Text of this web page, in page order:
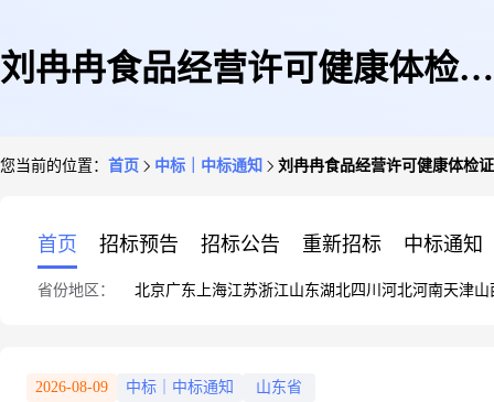
刘冉冉食品经营许可健康体检证
您当前的位置： 首页 中标｜中标通知 刘冉冉食品经营许可健康体检
首页 招标预告 招标公告 重新招标 中标通知
省份地区： 北京广东 上海江苏浙江山东湖北四川 河北河南天津山
2026-08-09 中标｜中标通知 山东省